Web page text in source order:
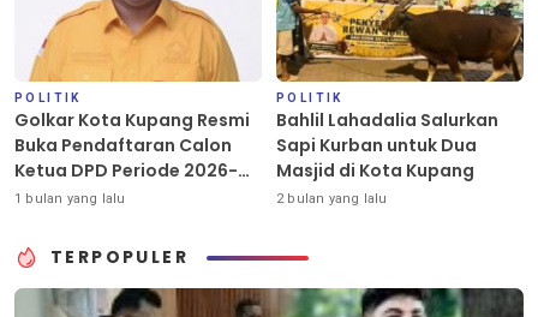
POLITIK
Golkar Kota Kupang Resmi
Buka Pendaftaran Calon
Ketua DPD Periode 2026-
2031
1 bulan yang lalu
POLITIK
Bahlil Lahadalia Salurkan
Sapi Kurban untuk Dua
Masjid di Kota Kupang
2 bulan yang lalu
TERPOPULER